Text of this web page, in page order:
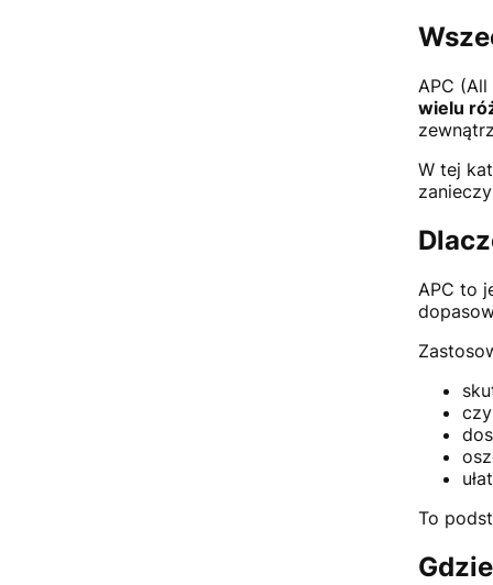
APC
wielu
W tej
APC to
To